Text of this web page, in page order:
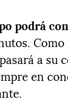
podrá
a su
en